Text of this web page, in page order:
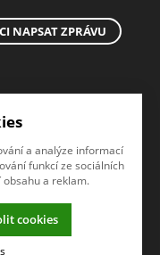
NAPSAT ZPRÁVU
pro více informací.
a analýze informací
funkcí ze sociálních
a reklam.
cookies